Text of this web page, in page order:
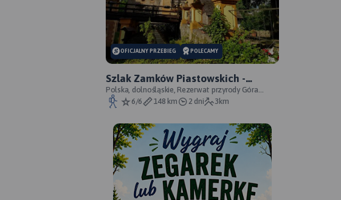
OFICJALNY PRZEBIEG POLECAMY
Szlak Zamków Piastowskich -
oficjalny przebieg
Polska, dolnośląskie, Rezerwat przyrody Góra
Choina, Zagórze Śląskie, powiat wałbrzyski
6/6 148 km 2 dni 3km